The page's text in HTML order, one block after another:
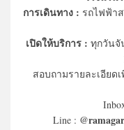
การเดินทาง : รถไฟฟ้า
เปิดให้บริการ : ทุกวันจั
สอบถามรายละเอียด
Line :